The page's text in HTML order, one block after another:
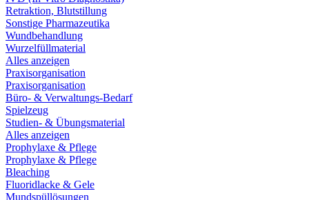
Retraktion, Blutstillung
Sonstige Pharmazeutika
Wundbehandlung
Wurzelfüllmaterial
Alles anzeigen
Praxisorganisation
Praxisorganisation
Büro- & Verwaltungs-Bedarf
Spielzeug
Studien- & Übungsmaterial
Alles anzeigen
Prophylaxe & Pflege
Prophylaxe & Pflege
Bleaching
Fluoridlacke & Gele
Mundspüllösungen